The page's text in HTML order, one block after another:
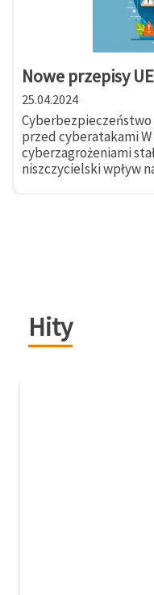
Nowe przepisy
25.04.2024
Cyberbezpieczeństwo
przed cyberatakami
cyberzagrożeniami
niszczycielski wpływ
Hity